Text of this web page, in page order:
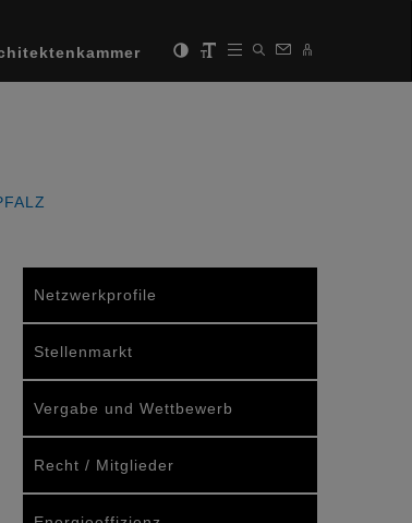
Netzwerkprofile
Stellenmarkt
Vergabe und Wettbewerb
Recht / Mitglieder